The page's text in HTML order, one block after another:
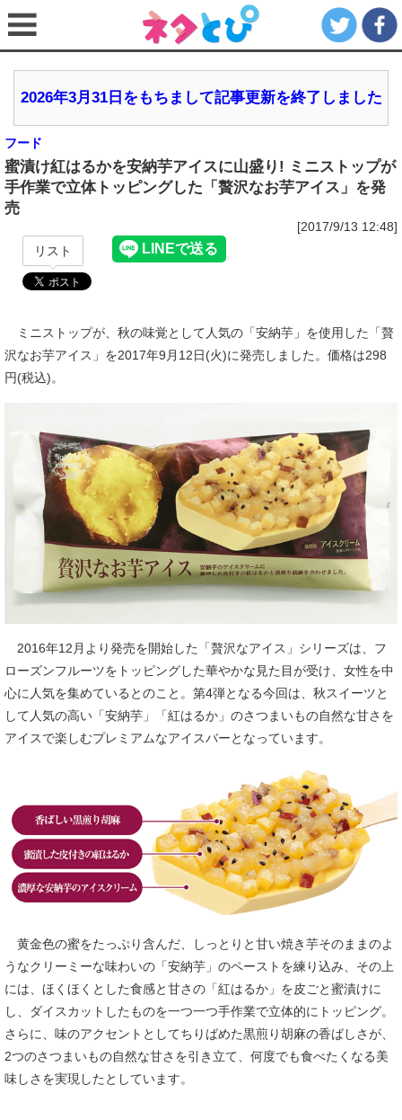
2026年3月31日をもちまして記事更新を終了しました
フード
蜜漬け紅はるかを安納芋アイスに山盛り! ミニストップが
手作業で立体トッピングした「贅沢なお芋アイス」を発
売
[2017/9/13 12:48]
リスト
ミニストップが、秋の味覚として人気の「安納芋」を使用した「贅
沢なお芋アイス」を2017年9月12日(火)に発売しました。価格は298
円(税込)。
2016年12月より発売を開始した「贅沢なアイス」シリーズは、フ
ローズンフルーツをトッピングした華やかな見た目が受け、女性を中
心に人気を集めているとのこと。第4弾となる今回は、秋スイーツと
して人気の高い「安納芋」「紅はるか」のさつまいもの自然な甘さを
アイスで楽しむプレミアムなアイスバーとなっています。
黄金色の蜜をたっぷり含んだ、しっとりと甘い焼き芋そのままのよ
うなクリーミーな味わいの「安納芋」のペーストを練り込み、その上
には、ほくほくとした食感と甘さの「紅はるか」を皮ごと蜜漬けに
し、ダイスカットしたものを一つ一つ手作業で立体的にトッピング。
さらに、味のアクセントとしてちりばめた黒煎り胡麻の香ばしさが、
2つのさつまいもの自然な甘さを引き立て、何度でも食べたくなる美
味しさを実現したとしています。